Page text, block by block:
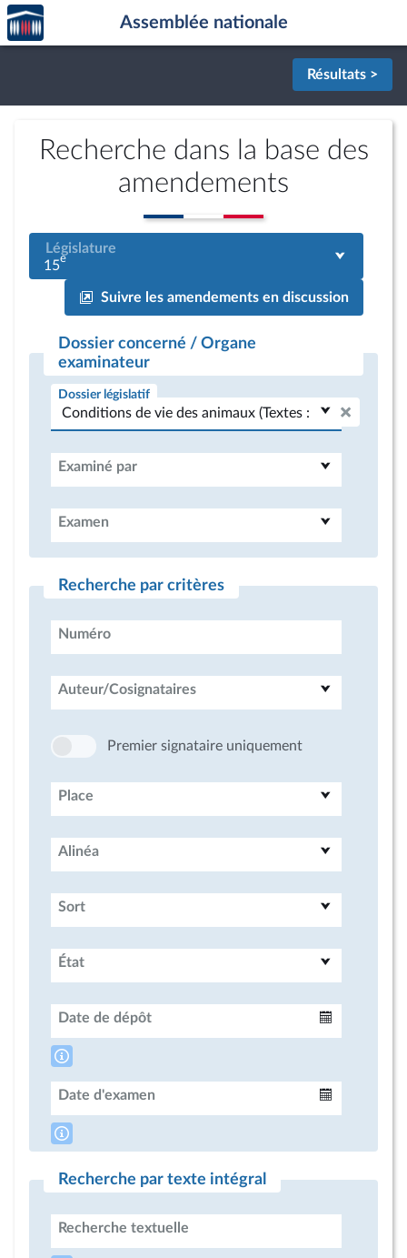
Aller au contenu
Aller en bas de la page
Accèder
à la
page
Assemblée nationale
Résultats >
Recherche dans la base des
amendements
Législature
15e
Suivre les amendements en discussion
Dossier concerné / Organe
examinateur
Dossier législatif
Examiné par
Examen
Recherche par critères
Numéro
Auteur/Cosignataires
Premier signataire uniquement
Place
Alinéa
Sort
État
Date de dépôt
Date d'examen
Recherche par texte intégral
Recherche textuelle